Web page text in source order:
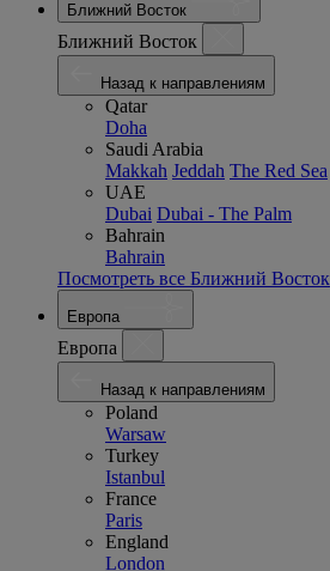
Ближний Восток
Ближний Восток
Назад к направлениям
Qatar
Doha
Saudi Arabia
Makkah Jeddah The Red Sea
UAE
Dubai Dubai - The Palm
Bahrain
Bahrain
Посмотреть все Ближний Восток
Европа
Европа
Назад к направлениям
Poland
Warsaw
Turkey
Istanbul
France
Paris
England
London